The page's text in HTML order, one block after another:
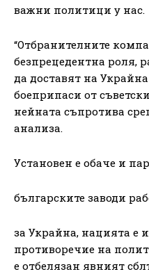
важни политици у нас.
“Отбранителните
безпрецедентна роля,
да доставят на
боеприпаси от
нейната съпротива
анализа.
Установен е обаче и
българските заводи
за Украйна, нацията е
противоречие на
е отбелязан явният